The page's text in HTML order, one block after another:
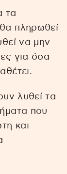
τα
πληρωθεί
να μην
για όσα
λυθεί τα
που
και